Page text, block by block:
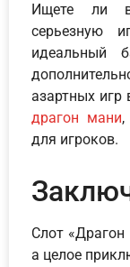
Ищете ли
серьезную
идеальный
азартных игр
драгон мани,
для игроков.
Слот
а целое